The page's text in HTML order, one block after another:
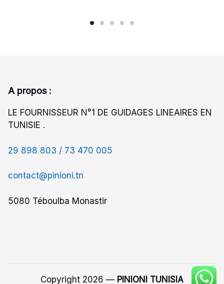
A propos :
LE FOURNISSEUR N°1 DE GUIDAGES LINEAIRES EN
TUNISIE .
29 898 803 / 73 470 005
contact@pinioni.tn
5080 Téboulba Monastir
Copyright 2026 — PINIONI TUNISIA